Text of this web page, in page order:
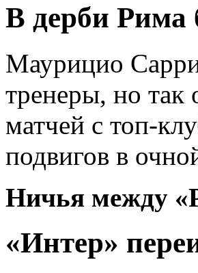
В дерби Рима
Маурицио
тренеры, но так
матчей с топ-
подвигов в
Ничья между
«Интер»